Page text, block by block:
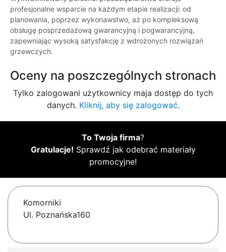
profesjonalne wsparcie na każdym etapie realizacji: od
planowania, poprzez wykonawstwo, aż po kompleksową
obsługę posprzedażową gwarancyjną i pogwarancyjną,
zapewniając wysoką satysfakcję z wdrożonych rozwiązań
grzewczych.
Oceny na poszczególnych stronach
Tylko zalogowani użytkownicy maja dostęp do tych
danych. Kliknij, aby się zalogować.
To Twoja firma?
Gratulacje! Sprawdź jak odebrać materiały
promocyjne!
Komorniki
Ul. Poznańska160